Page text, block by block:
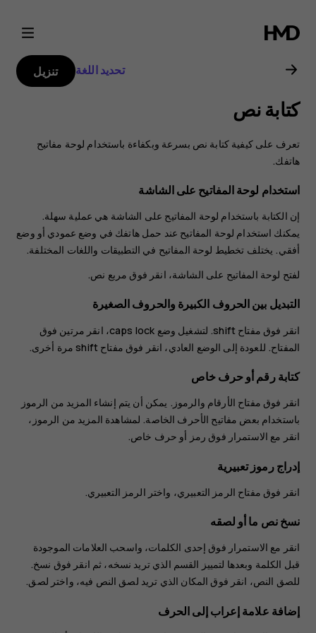
دليل
مستخدم
هاتف
Nokia
8.1
تحديد اللغة تنزيل
كتابة نص
تعرف على كيفية كتابة نص بسرعة وبكفاءة باستخدام لوحة مفاتيح
هاتفك.
استخدام لوحة المفاتيح على الشاشة
إن الكتابة باستخدام لوحة المفاتيح على الشاشة هي عملية سهلة.
يمكنك استخدام لوحة المفاتيح عند حمل هاتفك في وضع عمودي أو وضع
أفقي. يختلف تخطيط لوحة المفاتيح في التطبيقات واللغات المختلفة.
لفتح لوحة المفاتيح على الشاشة، انقر فوق مربع نص.
ا‫لتبديل بين الحروف الكبيرة والحروف الصغيرة
انقر فوق مفتاح shift. لتشغيل وضع caps lock، انقر مرتين فوق
المفتاح. للعودة إلى الوضع العادي، انقر فوق مفتاح shift مرة أخرى.
كتابة رقم أو حرف خاص
انقر فوق مفتاح الأرقام والرموز. يمكن أن يتم إنشاء المزيد من الرموز
باستخدام بعض مفاتيح الأحرف الخاصة. لمشاهدة المزيد من الرموز،
انقر مع الاستمرار فوق رمز أو حرف خاص.
إدراج رموز تعبيرية
انقر فوق مفتاح الرمز التعبيري، واختر الرمز التعبيري.
نسخ نص ما أو لصقه
انقر مع الاستمرار فوق إحدى الكلمات، واسحب العلامات الموجودة
قبل الكلمة وبعدها لتمييز القسم الذي تريد نسخه، ثم انقر فوق نسخ.
للصق النص، انقر فوق المكان الذي تريد لصق النص فيه، واختر لصق.
إضافة علامة إعراب إلى الحرف